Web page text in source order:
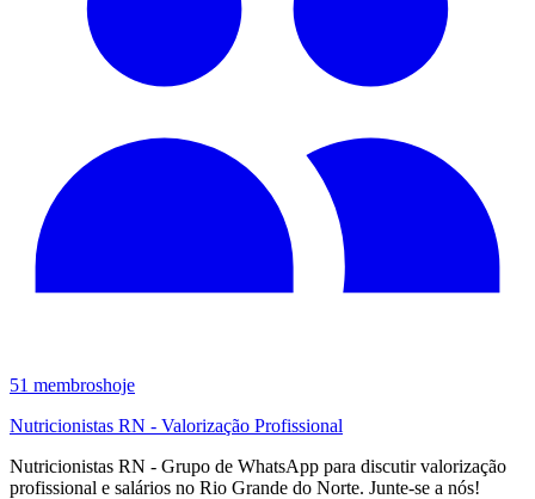
51 membroshoje
Nutricionistas RN - Valorização Profissional
Nutricionistas RN - Grupo de WhatsApp para discutir valorização
profissional e salários no Rio Grande do Norte. Junte-se a nós!